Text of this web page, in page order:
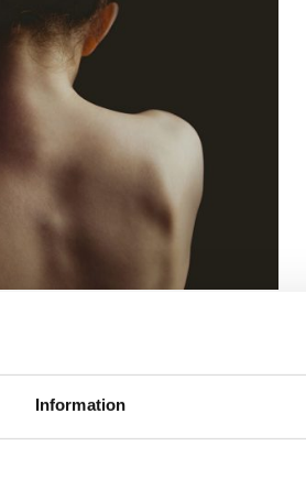
Information
möter ofta hinder när